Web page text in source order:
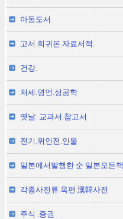
아동도서
고서.희귀본.자료서적.
건강.
처세.명언.성공학
옛날. 교과서.참고서
전기.위인전.인물
일본에서발행한 순 일본모든책
각종사전류.옥편.漢韓사전
주식 .증권